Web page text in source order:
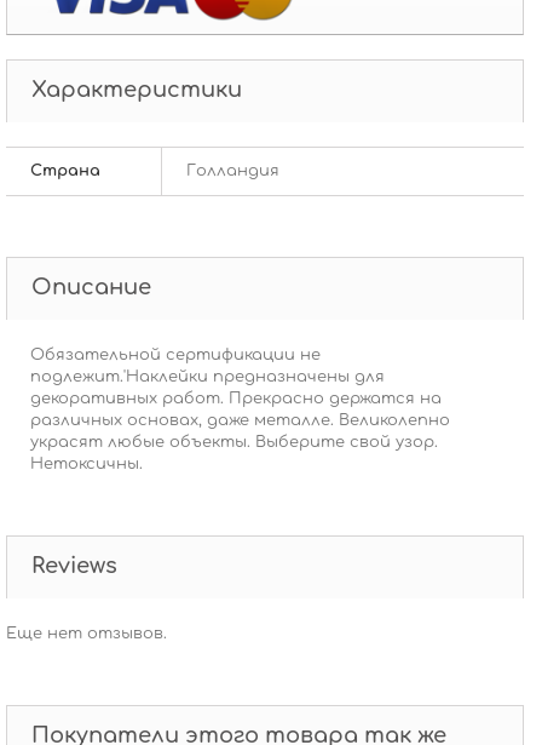
Характеристики
Страна Голландия
Описание
Обязательной сертификации не
подлежит.'Наклейки предназначены для
декоративных работ. Прекрасно держатся на
различных основах, даже металле. Великолепно
украсят любые объекты. Выберите свой узор.
Нетоксичны.
Reviews
Еще нет отзывов.
Покупатели этого товара так же